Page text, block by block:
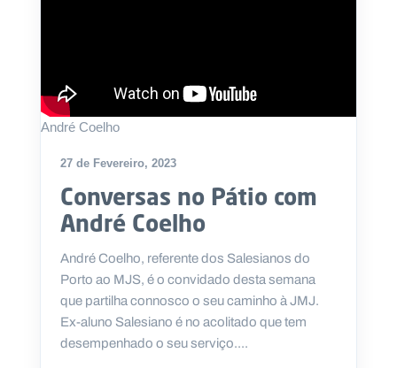
André Coelho
27 de Fevereiro, 2023
Conversas no Pátio com
André Coelho
André Coelho, referente dos Salesianos do
Porto ao MJS, é o convidado desta semana
que partilha connosco o seu caminho à JMJ.
Ex-aluno Salesiano é no acolitado que tem
desempenhado o seu serviço....